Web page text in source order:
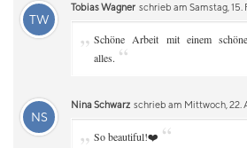
TW
Tobias Wagner schrieb am Samstag, 15.
„ Schöne Arbeit mit einem
alles. “
NS
Nina Schwarz schrieb am Mittwoch, 22.
„ So beautiful!❤️ “